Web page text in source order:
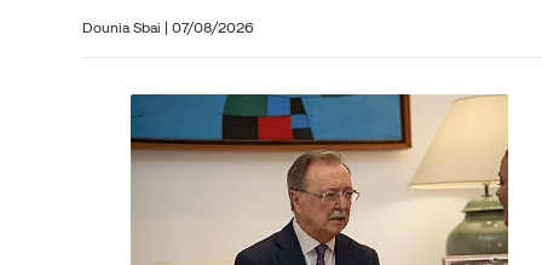
Dounia Sbai | 07/08/2026